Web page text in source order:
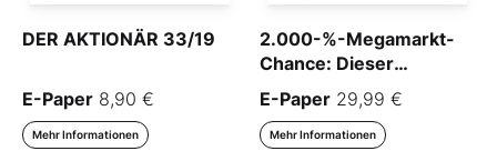
DER AKTIONÄR 33/19
E-Paper 8,90 €
Mehr Informationen
2.000-%-Megamarkt-
Chance: Dieser
Geheimfavorit startet
jetzt durch
E-Paper 29,99 €
Mehr Informationen